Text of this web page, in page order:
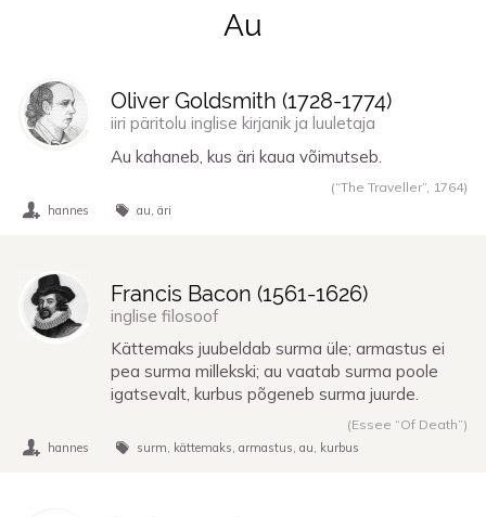
Tsitaadid teemal au
Au
Oliver Goldsmith (1728-1774)
iiri päritolu inglise kirjanik ja luuletaja
Au kahaneb, kus äri kaua võimutseb.
(“The Traveller”, 1764)
hannes au äri
Francis Bacon (1561-1626)
inglise filosoof
Kättemaks juubeldab surma üle; armastus ei
pea surma millekski; au vaatab surma poole
igatsevalt, kurbus põgeneb surma juurde.
(Essee “Of Death”)
hannes surm kättemaks armastus au kurbus